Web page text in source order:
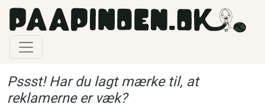
Gå til hovedindhold
Pssst! Har du lagt mærke til, at
reklamerne er væk?